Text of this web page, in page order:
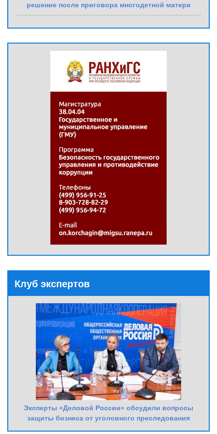
решение после приговора многодетной матери
Клуб экспертов
Эксперты «Деловой России» обсудили вопросы
защиты бизнеса от уголовного преследования